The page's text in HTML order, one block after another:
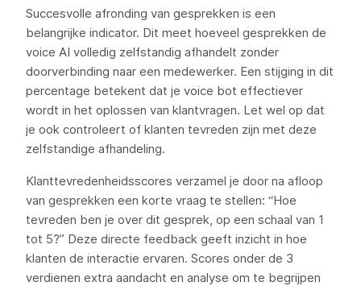
Succesvolle afronding van gesprekken is een
belangrijke indicator. Dit meet hoeveel gesprekken de
voice AI volledig zelfstandig afhandelt zonder
doorverbinding naar een medewerker. Een stijging in dit
percentage betekent dat je voice bot effectiever
wordt in het oplossen van klantvragen. Let wel op dat
je ook controleert of klanten tevreden zijn met deze
zelfstandige afhandeling.
Klanttevredenheidsscores verzamel je door na afloop
van gesprekken een korte vraag te stellen: “Hoe
tevreden ben je over dit gesprek, op een schaal van 1
tot 5?” Deze directe feedback geeft inzicht in hoe
klanten de interactie ervaren. Scores onder de 3
verdienen extra aandacht en analyse om te begrijpen